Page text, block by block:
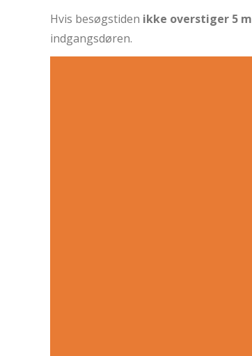
Hvis besøgstiden ikke overstiger 5
indgangsdøren.